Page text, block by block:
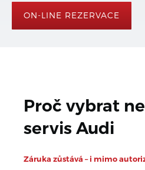
ON-LINE REZERVACE
Proč vybrat
servis Audi
Záruka zůstává – i mimo